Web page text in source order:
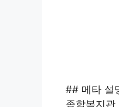
## 메타 설
종합복지